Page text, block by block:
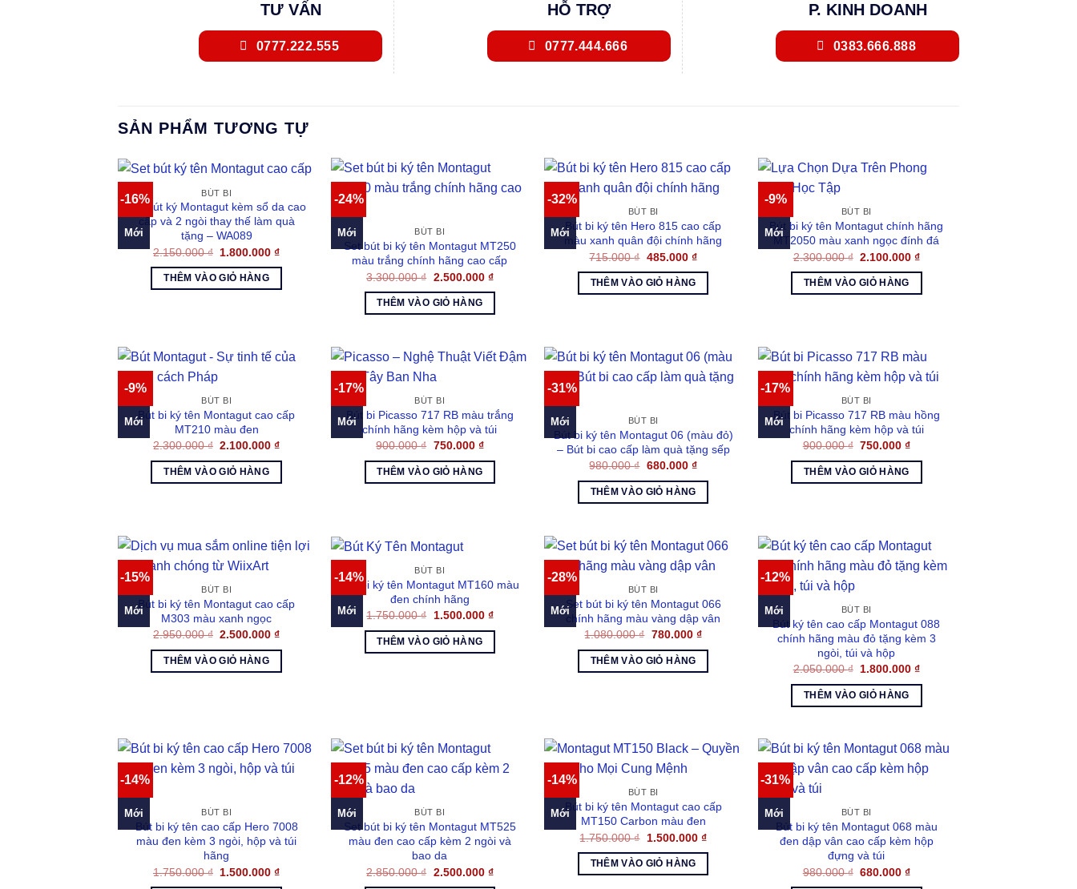
TƯ VẤN
0777.222.555
HỖ TRỢ
0777.444.666
P. KINH DOANH
0383.666.888
SẢN PHẨM TƯƠNG TỰ
-16%
Mới
BÚT BI
Set bút ký Montagut kèm sổ da cao
cấp và 2 ngòi thay thế làm quà
tặng – WA089
2.150.000₫ Giá
là:
2.150.000 ₫.
1.800.000₫Giá
THÊM VÀO GIỎ HÀNG
-24%
Mới BÚT BI
Set bút bi ký tên Montagut MT250
màu trắng chính hãng cao cấp
3.300.000₫ Giá
là:
3.300.000 ₫.
2.500.000 ₫Giá
THÊM VÀO GIỎ HÀNG
-32%
Mới
BÚT BI
Bút bi ký tên Hero 815 cao cấp
màu xanh quân đội chính hãng
715.000₫ Giá
là:
715.000 ₫.
485.000 ₫Giá
THÊM VÀO GIỎ HÀNG
-9%
Mới
BÚT BI
Bút bi ký tên Montagut chính hãng
MT2050 màu xanh ngọc đính đá
2.300.000₫ Giá
là:
2.300.000 ₫.
2.100.000₫Giá
THÊM VÀO GIỎ HÀNG
-9%
Mới
BÚT BI
Bút bi ký tên Montagut cao cấp
MT210 màu đen
2.300.000₫ Giá
là:
2.300.000 ₫.
2.100.000₫Giá
THÊM VÀO GIỎ HÀNG
-17%
Mới
BÚT BI
Bút bi Picasso 717 RB màu trắng
chính hãng kèm hộp và túi
900.000₫ Giá
là:
900.000 ₫.
750.000 ₫Giá
THÊM VÀO GIỎ HÀNG
-31%
Mới BÚT BI
Bút bi ký tên Montagut 06 (màu đỏ)
– Bút bi cao cấp làm quà tặng sếp
980.000₫ Giá
là:
980.000 ₫.
680.000 ₫Giá
THÊM VÀO GIỎ HÀNG
-17%
Mới
BÚT BI
Bút bi Picasso 717 RB màu hồng
chính hãng kèm hộp và túi
900.000₫ Giá
là:
900.000 ₫.
750.000₫Giá
THÊM VÀO GIỎ HÀNG
-15%
Mới
BÚT BI
Bút bi ký tên Montagut cao cấp
M303 màu xanh ngọc
2.950.000₫ Giá
là:
2.950.000 ₫.
2.500.000₫Giá
THÊM VÀO GIỎ HÀNG
-14%
Mới
BÚT BI
Bút bi ký tên Montagut MT160 màu
đen chính hãng
1.750.000₫
Giá
là:
1.750.000 ₫.
1.500.000 ₫Giá
THÊM VÀO GIỎ HÀNG
-28%
Mới
BÚT BI
Set bút bi ký tên Montagut 066
chính hãng màu vàng dập vân
1.080.000₫ Giá
là:
1.080.000 ₫.
780.000 ₫Giá
THÊM VÀO GIỎ HÀNG
-12%
Mới BÚT BI
Bút ký tên cao cấp Montagut 088
chính hãng màu đỏ tặng kèm 3
ngòi, túi và hộp
2.050.000₫ Giá
là:
2.050.000 ₫.
1.800.000₫Giá
THÊM VÀO GIỎ HÀNG
-14%
Mới BÚT BI
Bút bi ký tên cao cấp Hero 7008
màu đen kèm 3 ngòi, hộp và túi
hãng
1.750.000₫ Giá
1.500.000₫Giá
-12%
Mới BÚT BI
Set bút bi ký tên Montagut MT525
màu đen cao cấp kèm 2 ngòi và
bao da
2.850.000₫ Giá
2.500.000 ₫Giá
-14%
Mới
BÚT BI
Bút bi ký tên Montagut cao cấp
MT150 Carbon màu đen
1.750.000₫ Giá
là:
1.750.000 ₫.
1.500.000 ₫Giá
THÊM VÀO GIỎ HÀNG
-31%
Mới BÚT BI
Bút bi ký tên Montagut 068 màu
đen dập vân cao cấp kèm hộp
đựng và túi
980.000₫ Giá
680.000₫Giá